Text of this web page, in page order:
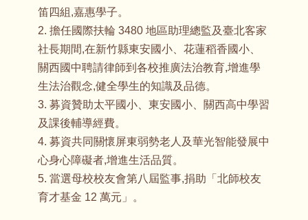
笛四組,嘉惠學子。
2. 擔任國際扶輪 3480 地區助理總監及臺北客家
社長期間,在新竹縣東安國小、花蓮稻香國小、
關西國中聘請律師到各校推廣法治教育,增進學
生法治觀念,健全學生的知識及品德。
3. 募資贊助太平國小、東安國小、關西高中學習
及課後輔導經費。
4. 募資共同關懷屏東弱勢老人及華光智能發展中
心身心障礙者,增進生活品質。
5. 當選母校校友會第八屆監事,捐助「北師校友
育才基金 12 萬元」。